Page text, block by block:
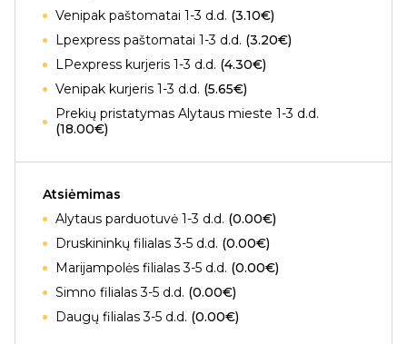
Venipak paštomatai 1-3 d.d. (3.10€)
Lpexpress paštomatai 1-3 d.d. (3.20€)
LPexpress kurjeris 1-3 d.d. (4.30€)
Venipak kurjeris 1-3 d.d. (5.65€)
Prekių pristatymas Alytaus mieste 1-3 d.d.
(18.00€)
Atsiėmimas
Alytaus parduotuvė 1-3 d.d. (0.00€)
Druskininkų filialas 3-5 d.d. (0.00€)
Marijampolės filialas 3-5 d.d. (0.00€)
Simno filialas 3-5 d.d. (0.00€)
Daugų filialas 3-5 d.d. (0.00€)